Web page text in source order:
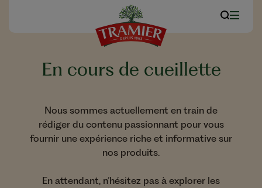
En cours de cueillette
Nous sommes actuellement en train de
rédiger du contenu passionnant pour vous
fournir une expérience riche et informative sur
nos produits.
En attendant, n’hésitez pas à explorer les